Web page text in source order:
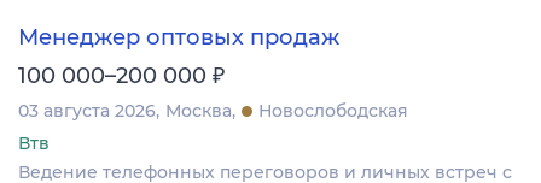
Менеджер оптовых продаж
100 000–200 000 ₽
03 августа 2026 Москва
Новослободская
Втв
Ведение телефонных переговоров и личных встреч с